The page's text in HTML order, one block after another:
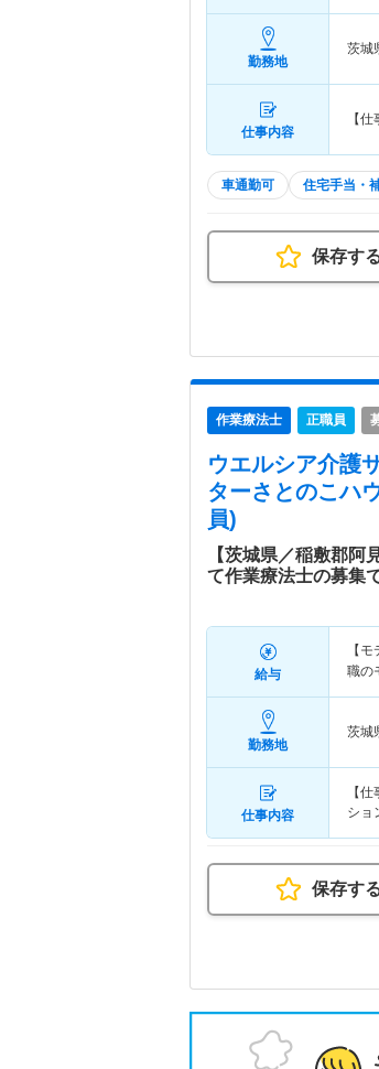
勤務地
茨城
仕事内容
【
車通勤可 住宅手当・
保存す
作業療法士 正職員
ウエルシア介護
ターさとのこハ
員)
【茨城県／稲敷郡
て作業療法士の募集
給与
【
職の
勤務地
茨城
仕事内容
【
ショ
保存す